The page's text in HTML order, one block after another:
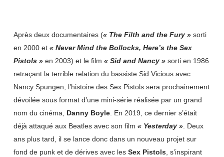
Après deux documentaires (« The Filth and the Fury »sorti
en 2000 et « Never Mind the Bollocks, Here’s the Sex
Pistols »en 2003) et le film « Sid and Nancy »sorti en 1986
retraçant la terrible relation du bassiste Sid Vicious avec
Nancy Spungen, l’histoire des Sex Pistols sera prochainement
dévoilée sous format d’une mini-série réalisée par un grand
nom du cinéma, Danny Boyle. En 2019, ce dernier s’était
déjà attaqué aux Beatles avec son film « Yesterday ». Deux
ans plus tard, il se lance donc dans un nouveau projet sur
fond de punk et de dérives avec les Sex Pistols , s’inspirant